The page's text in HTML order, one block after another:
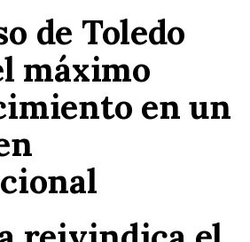
de Toledo
máximo
en un